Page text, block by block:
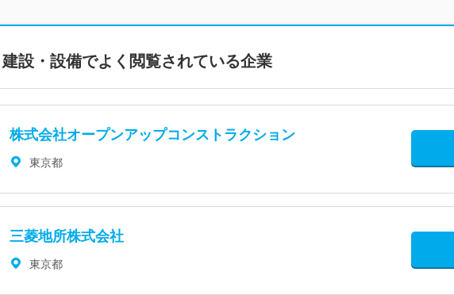
設・設備でよく閲覧されている企業
株式会社オープンアップコンストラクション
東京都
三菱地所株式会社
東京都